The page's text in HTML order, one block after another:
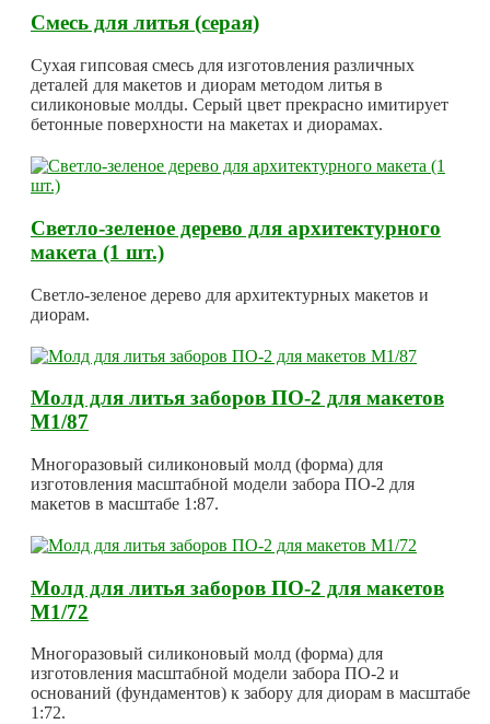
Смесь для литья (серая)
Сухая гипсовая смесь для изготовления различных
деталей для макетов и диорам методом литья в
силиконовые молды. Серый цвет прекрасно имитирует
бетонные поверхности на макетах и диорамах.
Светло-зеленое дерево для архитектурного
макета (1 шт.)
Светло-зеленое дерево для архитектурных макетов и
диорам.
Молд для литья заборов ПО-2 для макетов
М1/87
Многоразовый силиконовый молд (форма) для
изготовления масштабной модели забора ПО-2 для
макетов в масштабе 1:87.
Молд для литья заборов ПО-2 для макетов
М1/72
Многоразовый силиконовый молд (форма) для
изготовления масштабной модели забора ПО-2 и
оснований (фундаментов) к забору для диорам в масштабе
1:72.